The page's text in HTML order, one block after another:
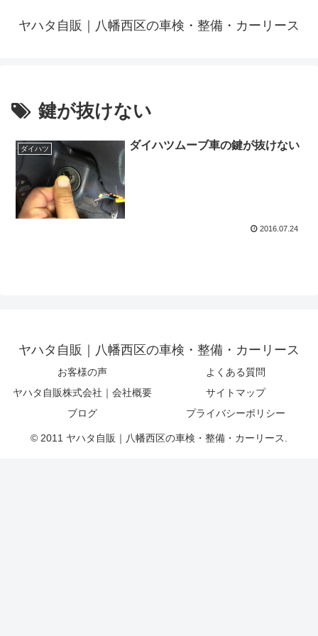
ヤハタ自販｜八幡西区の車検・整備・カーリース
鍵が抜けない
ダイハツ ダイハツムーブ車の鍵が抜けない
2016.07.24
ヤハタ自販｜八幡西区の車検・整備・カーリース
お客様の声
よくある質問
ヤハタ自販株式会社｜会社概要
サイトマップ
ブログ
プライバシーポリシー
© 2011 ヤハタ自販｜八幡西区の車検・整備・カーリース.